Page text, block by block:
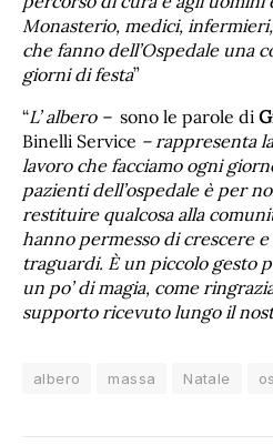
Monasterio, medici,
che fanno dell’Ospedale una
giorni di festa”
“L’ albero – sono le parole di
Binelli Service – rappresenta
lavoro che facciamo ogni
pazienti dell’ospedale è per
restituire qualcosa alla
hanno permesso di crescere
traguardi. È un piccolo gesto
un po’ di magia, come
supporto ricevuto lungo il
albero massa Natale